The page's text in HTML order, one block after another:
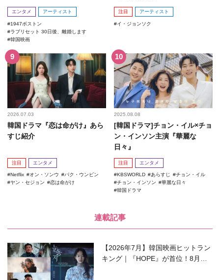
エンタメ アーティスト
1947ボストン
ラブリセット 30日後、離婚します
韓国映画
注目 アーティスト
イ・ジョンソク
2026.07.03
韓国ドラマ『恋は命がけ』あら
すじ紹介
注目 エンタメ
Netflix オン・ソンウ
パク・ウンビン
ヤン・セジョン
恋は命がけ
2025.08.08
[韓国ドラマ]チョン・イル×チョ
ン・インソン主演『華麗な
日々』
注目 エンタメ
KBSWORLD あらすじ
チョン・イル
チョン・インソン
華麗な日々
韓国ドラマ
連載記事
【2026年7月】韓国映画ヒットラン
キング｜『HOPE』が首位！8月公